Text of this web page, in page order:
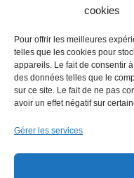
cookies
Pour offrir les meilleures
telles que les cookies pour
appareils. Le fait de consentir
des données telles que le
sur ce site. Le fait de ne pas
avoir un effet négatif sur
Gérer les services
Pour
Se